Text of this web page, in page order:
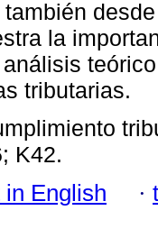
la
tributarias.
K42.
in English ·